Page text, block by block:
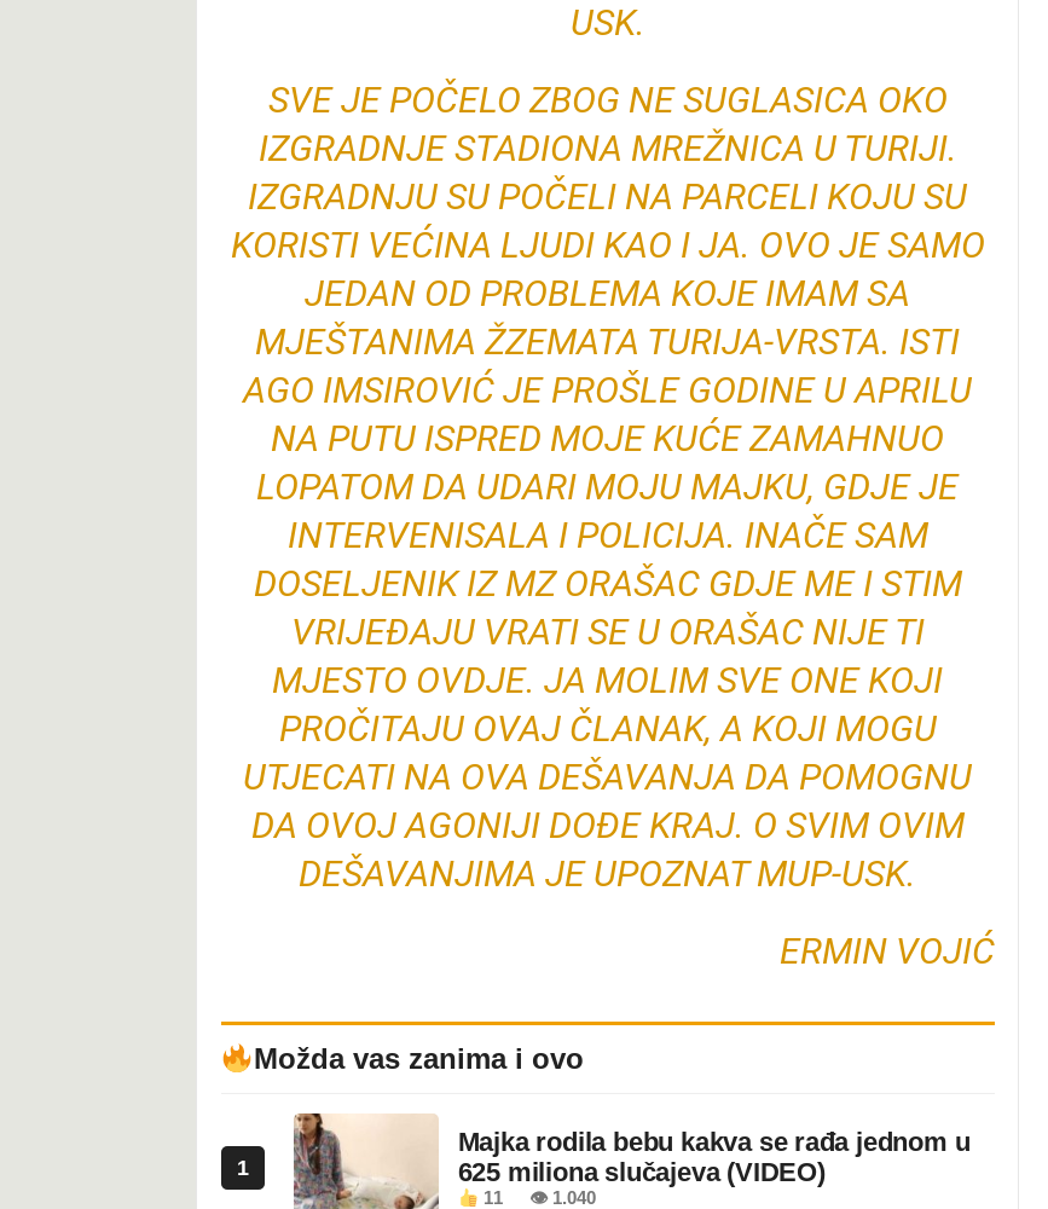
USK.
SVE JE POČELO ZBOG NE SUGLASICA OKO
IZGRADNJE STADIONA MREŽNICA U TURIJI.
IZGRADNJU SU POČELI NA PARCELI KOJU SU
KORISTI VEĆINA LJUDI KAO I JA. OVO JE SAMO
JEDAN OD PROBLEMA KOJE IMAM SA
MJEŠTANIMA ŽZEMATA TURIJA-VRSTA. ISTI
AGO IMSIROVIĆ JE PROŠLE GODINE U APRILU
NA PUTU ISPRED MOJE KUĆE ZAMAHNUO
LOPATOM DA UDARI MOJU MAJKU, GDJE JE
INTERVENISALA I POLICIJA. INAČE SAM
DOSELJENIK IZ MZ ORAŠAC GDJE ME I STIM
VRIJEĐAJU VRATI SE U ORAŠAC NIJE TI
MJESTO OVDJE. JA MOLIM SVE ONE KOJI
PROČITAJU OVAJ ČLANAK, A KOJI MOGU
UTJECATI NA OVA DEŠAVANJA DA POMOGNU
DA OVOJ AGONIJI DOĐE KRAJ. O SVIM OVIM
DEŠAVANJIMA JE UPOZNAT MUP-USK.
ERMIN VOJIĆ
Možda vas zanima i ovo
1
Majka rodila bebu kakva se rađa jednom u
625 miliona slučajeva (VIDEO)
11 👁 1.040